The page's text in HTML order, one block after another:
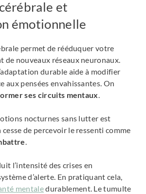
et
émotionnelle
permet de rééduquer votre
de nouveaux réseaux neuronaux.
durable aide à modifier
aux pensées envahissantes. On
ses circuits mentaux.
nocturnes sans lutter est
de percevoir le ressenti comme
.
l’intensité des crises en
d’alerte. En pratiquant cela,
mentaledurablement. Le tumulte